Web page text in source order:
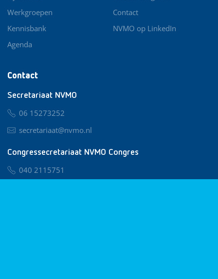
Contact
Secretariaat NVMO
06 15273252
secretariaat@nvmo.nl
Congressecretariaat NVMO Congres
040 2115751
Werkgroepen
Kennisbank
Agenda
Contact
NVMO op LinkedIn